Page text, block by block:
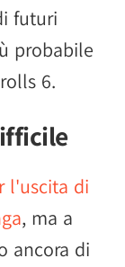
futuri
probabile
6.
l'uscita di
, ma a
ancora di